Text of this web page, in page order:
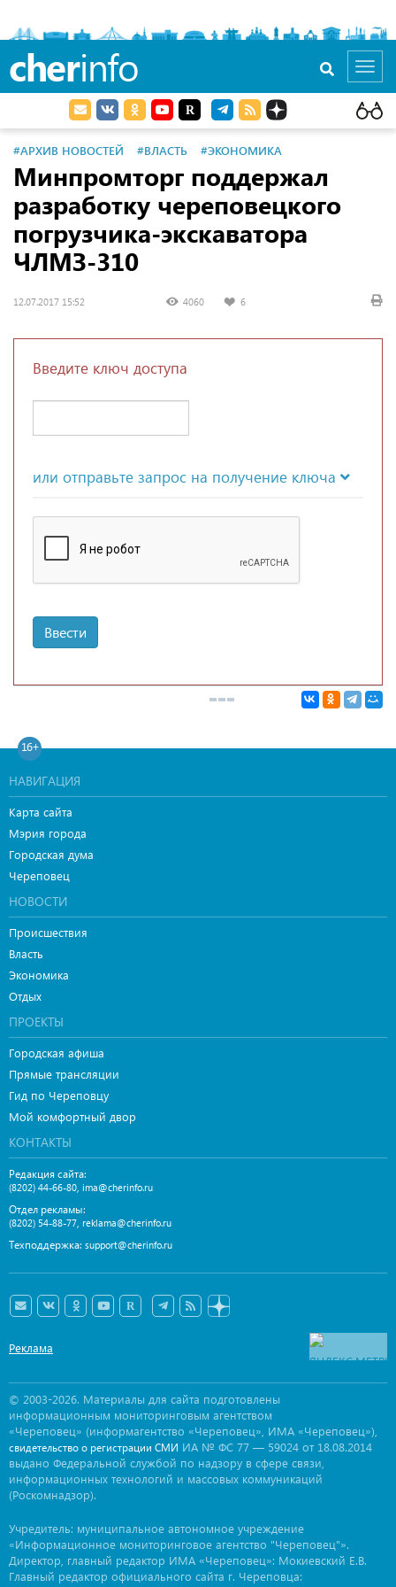
cherinfo
#АРХИВ НОВОСТЕЙ #ВЛАСТЬ #ЭКОНОМИКА
Минпромторг поддержал
разработку череповецкого
погрузчика-экскаватора
ЧЛМЗ-310
12.07.2017 15:52 4060 6
Введите ключ доступа
или отправьте запрос на получение ключа
Ввести
16+
НАВИГАЦИЯ
Карта сайта
Мэрия города
Городская дума
Череповец
НОВОСТИ
Происшествия
Власть
Экономика
Отдых
ПРОЕКТЫ
Городская афиша
Прямые трансляции
Гид по Череповцу
Мой комфортный двор
КОНТАКТЫ
Редакция сайта:
(8202) 44-66-80 ima@cherinfo.ru
Отдел рекламы:
(8202) 54-88-77 reklama@cherinfo.ru
Техподдержка: support@cherinfo.ru
Реклама
© 2003-2026. Материалы для сайта подготовлены
информационным мониторинговым агентством
«Череповец» (информагентство «Череповец», ИМА «Череповец»),
свидетельство о регистрации СМИ ИА № ФС 77 — 59024 от 18.08.2014
выдано Федеральной службой по надзору в сфере связи,
информационных технологий и массовых коммуникаций
(Роскомнадзор).
Учредитель: муниципальное автономное учреждение
«Информационное мониторинговое агентство "Череповец"».
Директор, главный редактор ИМА «Череповец»: Мокиевский Е.В.
Главный редактор официального сайта г. Череповца: